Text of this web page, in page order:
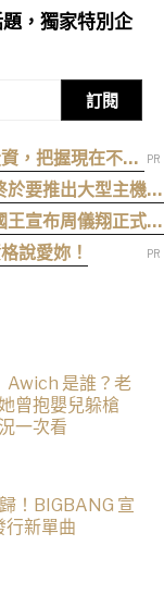
，獨家特別企
訂閱
，把握現在不嫌
要推出大型主機遊
今年秋季登場，
險
宣布周儀翔正式加
說愛妳！
Awich 是誰？老
曾抱嬰兒躲槍
一次看
！BIGBANG 宣
行新單曲